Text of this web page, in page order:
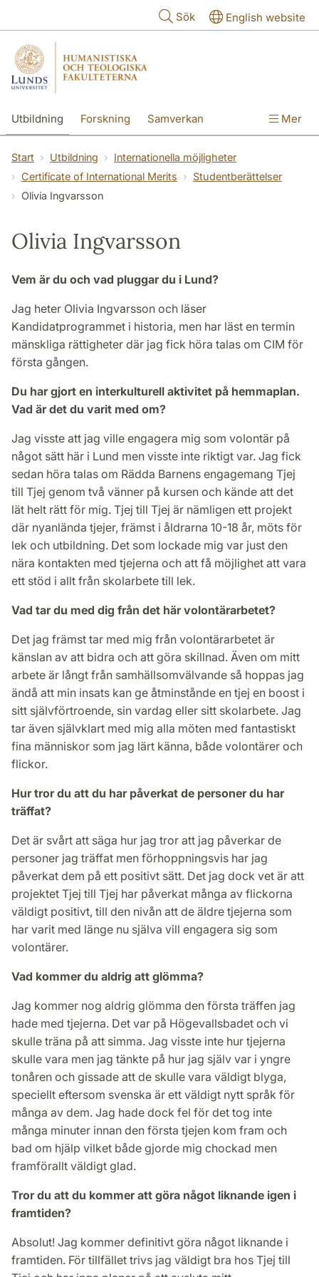
Sök English website
Utbildning Forskning Samverkan Mer
Start Utbildning
Internationella möjligheter
Certificate of International Merits
Studentberättelser
Olivia Ingvarsson
Olivia Ingvarsson
Vem är du och vad pluggar du i Lund?
Jag heter Olivia Ingvarsson och läser
Kandidatprogrammet i historia, men har läst en termin
mänskliga rättigheter där jag fick höra talas om CIM för
första gången.
Du har gjort en interkulturell aktivitet på hemmaplan.
Vad är det du varit med om?
Jag visste att jag ville engagera mig som volontär på
något sätt här i Lund men visste inte riktigt var. Jag fick
sedan höra talas om Rädda Barnens engagemang Tjej
till Tjej genom två vänner på kursen och kände att det
lät helt rätt för mig. Tjej till Tjej är nämligen ett projekt
där nyanlända tjejer, främst i åldrarna 10-18 år, möts för
lek och utbildning. Det som lockade mig var just den
nära kontakten med tjejerna och att få möjlighet att vara
ett stöd i allt från skolarbete till lek.
Vad tar du med dig från det här volontärarbetet?
Det jag främst tar med mig från volontärarbetet är
känslan av att bidra och att göra skillnad. Även om mitt
arbete är långt från samhällsomvälvande så hoppas jag
ändå att min insats kan ge åtminstånde en tjej en boost i
sitt självförtroende, sin vardag eller sitt skolarbete. Jag
tar även självklart med mig alla möten med fantastiskt
fina människor som jag lärt känna, både volontärer och
flickor.
Hur tror du att du har påverkat de personer du har
träffat?
Det är svårt att säga hur jag tror att jag påverkar de
personer jag träffat men förhoppningsvis har jag
påverkat dem på ett positivt sätt. Det jag dock vet är att
projektet Tjej till Tjej har påverkat många av flickorna
väldigt positivt, till den nivån att de äldre tjejerna som
har varit med länge nu själva vill engagera sig som
volontärer.
Vad kommer du aldrig att glömma?
Jag kommer nog aldrig glömma den första träffen jag
hade med tjejerna. Det var på Högevallsbadet och vi
skulle träna på att simma. Jag visste inte hur tjejerna
skulle vara men jag tänkte på hur jag själv var i yngre
tonåren och gissade att de skulle vara väldigt blyga,
speciellt eftersom svenska är ett väldigt nytt språk för
många av dem. Jag hade dock fel för det tog inte
många minuter innan den första tjejen kom fram och
bad om hjälp vilket både gjorde mig chockad men
framförallt väldigt glad.
Tror du att du kommer att göra något liknande igen i
framtiden?
Absolut! Jag kommer definitivt göra något liknande i
framtiden. För tillfället trivs jag väldigt bra hos Tjej till